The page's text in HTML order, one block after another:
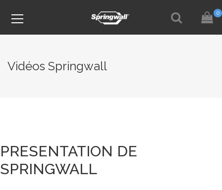
0
Vidéos Springwall
PRESENTATION DE
SPRINGWALL